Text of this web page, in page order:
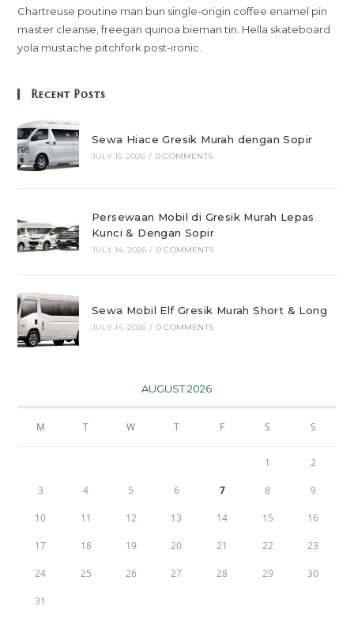
Chartreuse poutine man bun single-origin coffee enamel pin
master cleanse, freegan quinoa bieman tin. Hella skateboard
yola mustache pitchfork post-ironic.
Recent Posts
Sewa Hiace Gresik Murah dengan Sopir
JULY 15, 2026 / 0 COMMENTS
Persewaan Mobil di Gresik Murah Lepas
Kunci & Dengan Sopir
JULY 14, 2026 / 0 COMMENTS
Sewa Mobil Elf Gresik Murah Short & Long
JULY 14, 2026 / 0 COMMENTS
AUGUST 2026
M T W T F S S
1 2
3 4 5 6 7 8 9
10 11 12 13 14 15 16
17 18 19 20 21 22 23
24 25 26 27 28 29 30
31